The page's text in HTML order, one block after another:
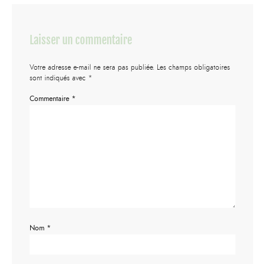
Laisser un commentaire
Votre adresse e-mail ne sera pas publiée. Les champs obligatoires
sont indiqués avec *
Commentaire *
Nom *